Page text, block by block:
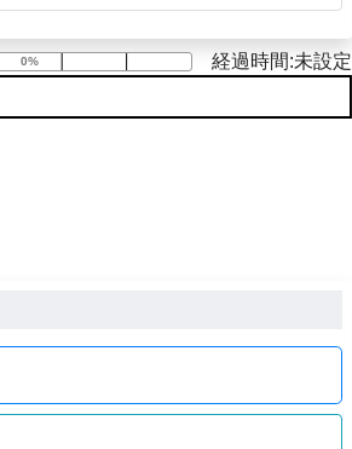
0%
0% 経過時間:未設定